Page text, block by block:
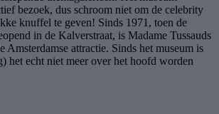
bezoek, dus schroom niet om de celebrity
knuffel te geven! Sinds 1971, toen de
in de Kalverstraat, is Madame Tussauds
Amsterdamse attractie. Sinds het museum is
het echt niet meer over het hoofd worden